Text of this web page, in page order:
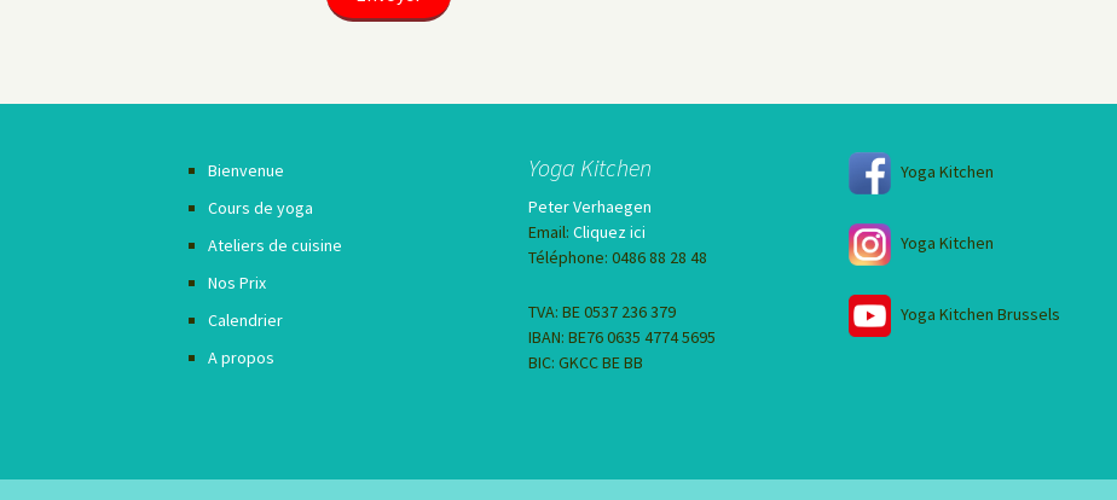
Bienvenue
Cours de yoga
Ateliers de cuisine
Nos Prix
Calendrier
A propos
Yoga Kitchen
Peter Verhaegen
Email: Cliquez ici
Téléphone: 0486 88 28 48
TVA: BE 0537 236 379
IBAN: BE76 0635 4774 5695
BIC: GKCC BE BB
Yoga Kitchen
Yoga Kitchen
Yoga Kitchen Brussels